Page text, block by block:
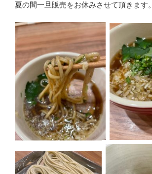
夏の間一旦販売をお休みさせて頂きます。